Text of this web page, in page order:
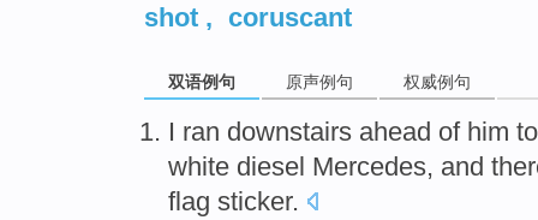
shot , coruscant
双语例句 原声例句 权威例句
I ran downstairs ahead of him
white diesel Mercedes, and
flag sticker.